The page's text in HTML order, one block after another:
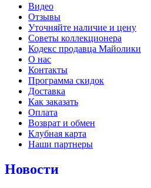
Видео
Отзывы
Уточняйте наличие и цену
Советы коллекционера
Кодекс продавца Майолики
О нас
Контакты
Программа скидок
Доставка
Как заказать
Оплата
Возврат и обмен
Клубная карта
Наши партнеры
Новости